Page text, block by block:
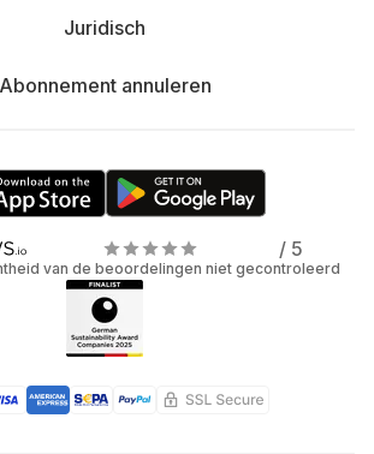
Juridisch
Abonnement annuleren
/ 5
van de beoordelingen niet gecontroleerd